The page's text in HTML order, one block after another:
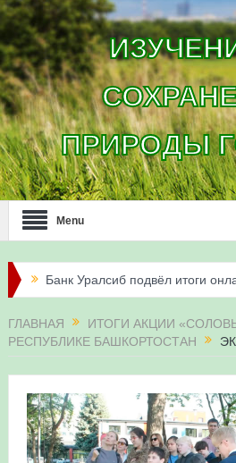
ПРИРОДЫ
Menu
Банк Уралсиб подвёл итоги
Итоги акции «Соловьиные
Три птенца сапсанов Уралсиба
кольца
ГЛАВНАЯ
ИТОГИ АКЦИИ
РЕСПУБЛИКЕ БАШКОРТОСТАН